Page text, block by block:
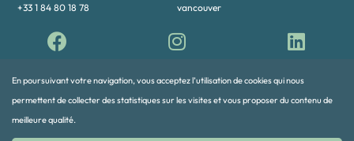
En poursuivant votre navigation, vous acceptez l’utilisation de cookies qui nous
permettent de collecter des statistiques sur les visites et vous proposer du contenu de
meilleure qualité.
+33 1 84 80 18 78
vancouver